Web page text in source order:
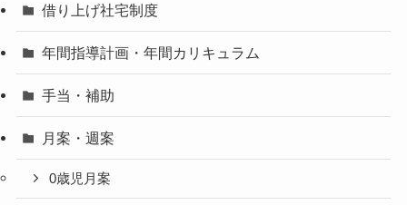
借り上げ社宅制度
年間指導計画・年間カリキュラム
手当・補助
月案・週案
0歳児月案